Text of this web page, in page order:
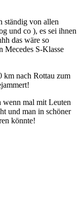
ständig von allen
und co ), es sei ihnen
das wäre so
Mecedes S-Klasse
km nach Rottau zum
wenn mal mit Leuten
und man in schöner
könnte!